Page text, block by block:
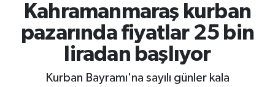
Kahramanmaraş kurban
pazarında fiyatlar 25 bin
liradan başlıyor
Kurban Bayramı'na sayılı günler kala
Ekonomi
Güncel
Tüm Manşetler
Son Dakika Haberleri
Haber Arşivi